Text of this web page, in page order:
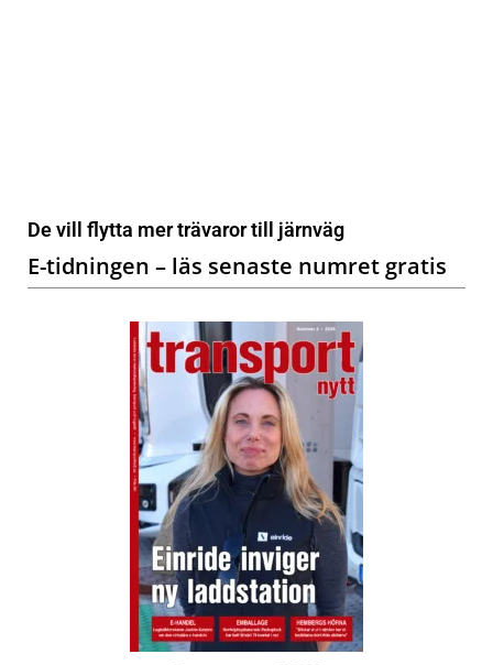
De vill flytta mer trävaror till järnväg
E-tidningen – läs senaste numret gratis